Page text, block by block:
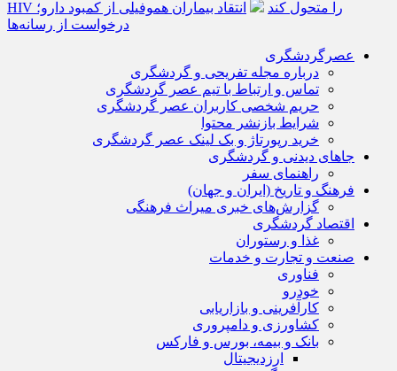
HIV را متحول کند
انتقاد بیماران هموفیلی از کمبود دارو؛
درخواست از رسانه‌ها
عصرگردشگری
درباره مجله تفریحی و گردشگری
تماس و ارتباط با تیم عصر گردشگری
حریم شخصی کاربران عصر گردشگری
شرایط بازنشر محتوا
خرید رپورتاژ و بک لینک عصر گردشگری
جاهای دیدنی و گردشگری
راهنمای سفر
فرهنگ و تاریخ (ایران و جهان)
گزارش‌های خبری میراث فرهنگی
اقتصاد گردشگری
غذا و رستوران
صنعت و تجارت و خدمات
فناوری
خودرو
کارآفرینی و بازاریابی
کشاورزی و دامپروری
بانک و بیمه، بورس و فارکس
ارزدیجیتال